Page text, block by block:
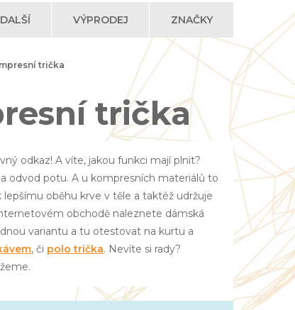
DALŠÍ VÝPRODEJ ZNAČKY
trička
trička
odkaz! A víte, jakou funkci mají plnit?
odvod potu. A u kompresních materiálů to
lepšímu oběhu krve v těle a taktéž udržuje
obchodě naleznete dámská
variantu a tu otestovat na kurtu a
, či polo trička. Nevíte si rady?